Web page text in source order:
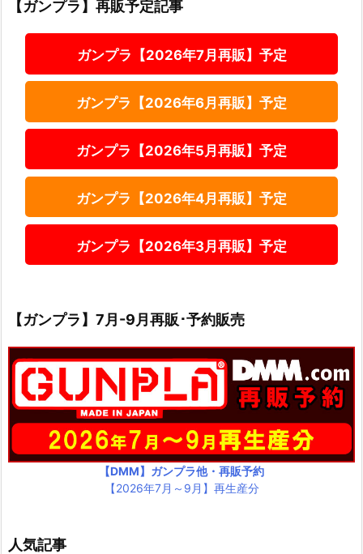
【ガンプラ】再販予定記事
ガンプラ【2026年7月再販】予定
ガンプラ【2026年6月再販】予定
ガンプラ【2026年5月再販】予定
ガンプラ【2026年4月再販】予定
ガンプラ【2026年3月再販】予定
【ガンプラ】7月-9月再販･予約販売
【DMM】ガンプラ他・再販予約
【2026年7月～9月】再生産分
人気記事